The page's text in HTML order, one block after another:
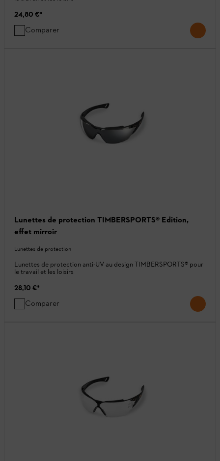
24,80 €*
Comparer
Lunettes de protection TIMBERSPORTS® Edition,
effet mirroir
Lunettes de protection
Lunettes de protection anti-UV au design TIMBERSPORTS® pour
le travail et les loisirs
28,10 €*
Comparer